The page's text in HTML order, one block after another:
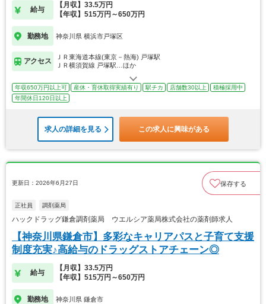
給与
【月収】33.5万円
【年収】515万円～650万円
勤務地 神奈川県 横浜市戸塚区
アクセス
ＪＲ東海道本線(東京－熱海) 戸塚駅
ＪＲ横須賀線 戸塚駅…ほか
年収650万円以上可 産休・育休取得実績有り 駅チカ 店舗数30以上
積極採用中
年間休日120日以上
求人の詳細を見る この求人に興味がある
更新日：2026年6月27日 保存する
正社員 調剤薬局
ハックドラッグ鎌倉調剤薬局 ウエルシア薬局株式会社の薬剤師求人
【神奈川県鎌倉市】多彩なキャリアパスと子育て支援
制度充実♪高給与のドラッグストアチェーン◎
給与
【月収】33.5万円
【年収】515万円～650万円
勤務地 神奈川県 鎌倉市